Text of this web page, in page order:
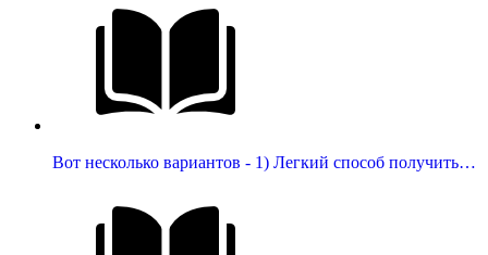
Вот несколько вариантов - 1) Легкий способ получить…